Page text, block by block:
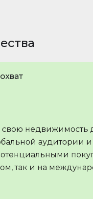
свою недвижимость
аудитории и
так и на